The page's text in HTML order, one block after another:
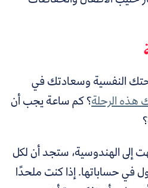
النفسية وسعادتك في
الرحلة؟ كم ساعة يجب أن
إلى الهندوسية، ستجد أن لكل
في حساباتها. إذا كنت ملحدًا